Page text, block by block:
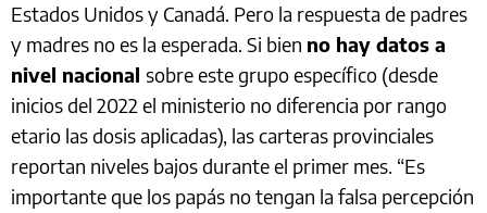
Estados Unidos y Canadá. Pero la respuesta de padres
y madres no es la esperada. Si bien no hay datos a
nivel nacional sobre este grupo específico (desde
inicios del 2022 el ministerio no diferencia por rango
etario las dosis aplicadas), las carteras provinciales
reportan niveles bajos durante el primer mes. “Es
importante que los papás no tengan la falsa percepción